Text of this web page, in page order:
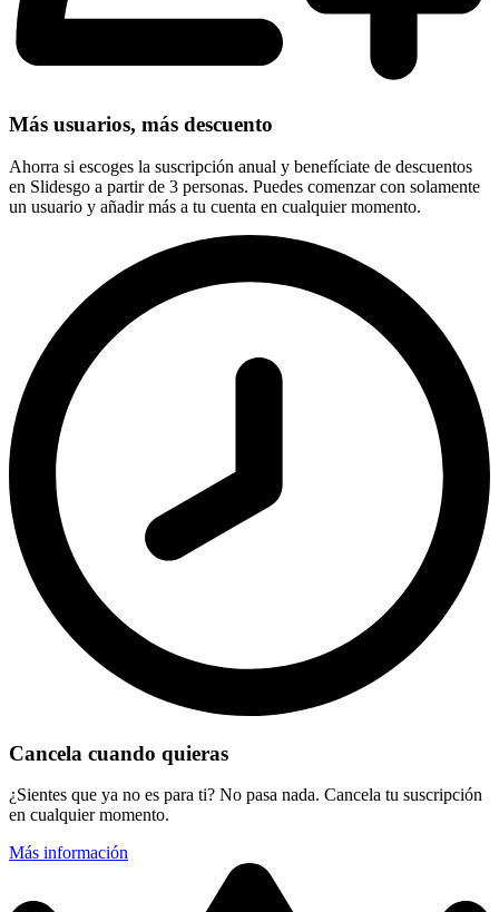
Más usuarios, más descuento
Ahorra si escoges la suscripción anual y benefíciate de descuentos
en Slidesgo a partir de 3 personas. Puedes comenzar con solamente
un usuario y añadir más a tu cuenta en cualquier momento.
Cancela cuando quieras
¿Sientes que ya no es para ti? No pasa nada. Cancela tu suscripción
en cualquier momento.
Más información